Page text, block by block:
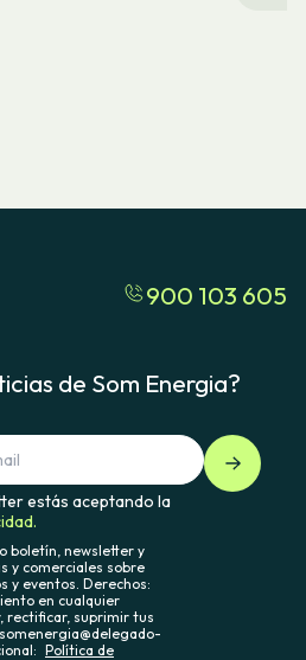
900 103 605
de Som Energia?
estás aceptando la
boletín, newsletter y
y comerciales sobre
y eventos. Derechos:
en cualquier
rectificar, suprimir tus
Política de